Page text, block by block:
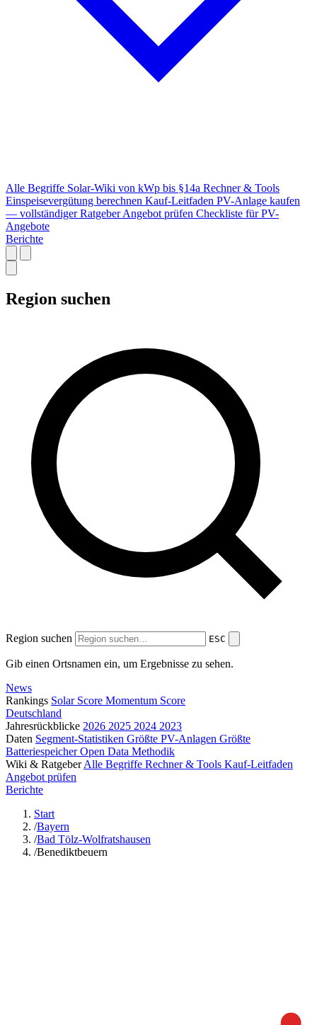
Alle Begriffe Solar-Wiki von kWp bis §14a Rechner & Tools
Einspeisevergütung berechnen Kauf-Leitfaden PV-Anlage kaufen
— vollständiger Ratgeber Angebot prüfen Checkliste für PV-
Angebote
Berichte
Region suchen
Region suchen ESC
Gib einen Ortsnamen ein, um Ergebnisse zu sehen.
News
Rankings Solar Score Momentum Score
Deutschland
Jahresrückblicke 2026 2025 2024 2023
Daten Segment-Statistiken Größte PV-Anlagen Größte
BatteriespeicherOpen Data Methodik
Wiki & Ratgeber Alle Begriffe Rechner & Tools Kauf-Leitfaden
Angebot prüfen
Berichte
Start
/Bayern
/Bad Tölz-Wolfratshausen
/Benediktbeuern